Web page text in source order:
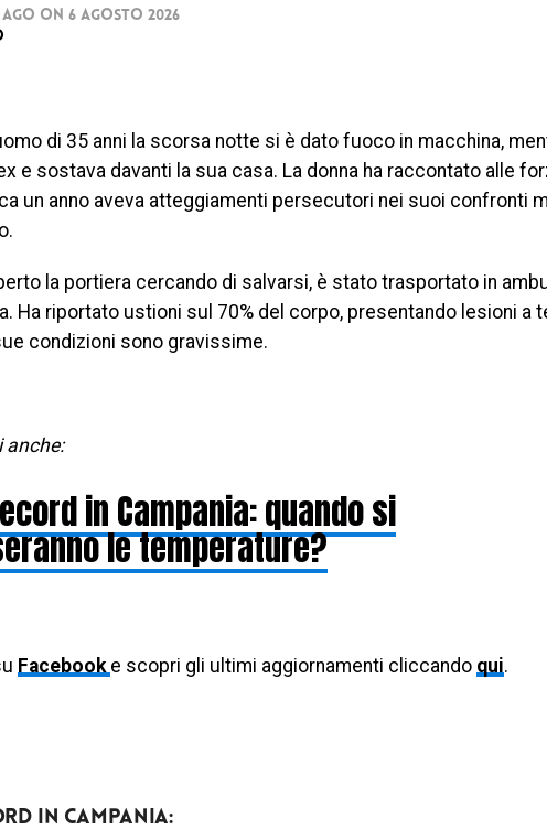
on 6 Agosto 2026
di 35 anni la scorsa notte si è dato fuoco in macchina,
e sostava davanti la sua casa. La donna ha raccontato alle
un anno aveva atteggiamenti persecutori nei suoi confronti
la portiera cercando di salvarsi, è stato trasportato in
Ha riportato ustioni sul 70% del corpo, presentando lesioni a
condizioni sono gravissime.
anche:
in Campania: quando si
le temperature?
Facebook e scopri gli ultimi aggiornamenti cliccando qui.
in Campania: